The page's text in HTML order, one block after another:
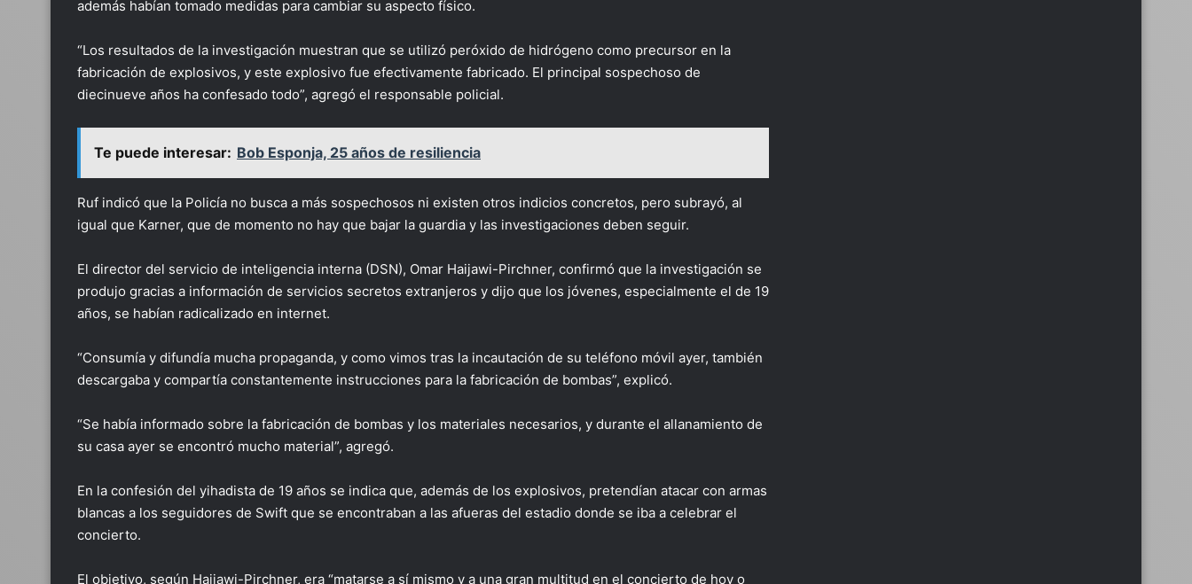
además habían tomado medidas para cambiar su aspecto físico.
“Los resultados de la investigación muestran que se utilizó peróxido de hidrógeno como precursor en la
fabricación de explosivos, y este explosivo fue efectivamente fabricado. El principal sospechoso de
diecinueve años ha confesado todo”, agregó el responsable policial.
Te puede interesar: Bob Esponja, 25 años de resiliencia
Ruf indicó que la Policía no busca a más sospechosos ni existen otros indicios concretos, pero subrayó, al
igual que Karner, que de momento no hay que bajar la guardia y las investigaciones deben seguir.
El director del servicio de inteligencia interna (DSN), Omar Haijawi-Pirchner, confirmó que la investigación se
produjo gracias a información de servicios secretos extranjeros y dijo que los jóvenes, especialmente el de 19
años, se habían radicalizado en internet.
“Consumía y difundía mucha propaganda, y como vimos tras la incautación de su teléfono móvil ayer, también
descargaba y compartía constantemente instrucciones para la fabricación de bombas”, explicó.
“Se había informado sobre la fabricación de bombas y los materiales necesarios, y durante el allanamiento de
su casa ayer se encontró mucho material”, agregó.
En la confesión del yihadista de 19 años se indica que, además de los explosivos, pretendían atacar con armas
blancas a los seguidores de Swift que se encontraban a las afueras del estadio donde se iba a celebrar el
concierto.
El objetivo, según Haijawi-Pirchner, era “matarse a sí mismo y a una gran multitud en el concierto de hoy o